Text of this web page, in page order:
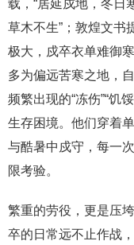
载，“居延戍地，冬日
草木不生”；敦煌文书
极大，戍卒衣单难御
多为偏远苦寒之地，
频繁出现的“冻伤”“饥
生存困境。他们穿着
与酷暑中戍守，每一
限考验。
繁重的劳役，更是压
卒的日常远不止作战